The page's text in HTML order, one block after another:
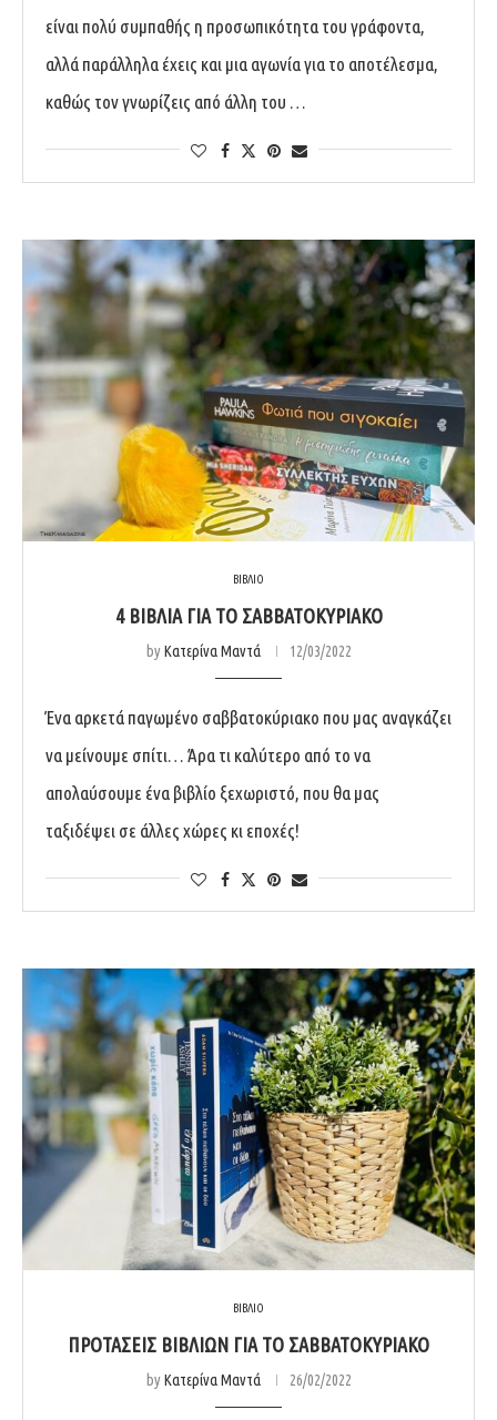
είναι πολύ συμπαθής η προσωπικότητα του γράφοντα,
αλλά παράλληλα έχεις και μια αγωνία για το αποτέλεσμα,
καθώς τον γνωρίζεις από άλλη του …
ΒΙΒΛΙΟ
4 ΒΙΒΛΊΑ ΓΙΑ ΤΟ ΣΑΒΒΑΤΟΚΎΡΙΑΚΟ
byΚατερίνα Μαντά 12/03/2022
Ένα αρκετά παγωμένο σαββατοκύριακο που μας αναγκάζει
να μείνουμε σπίτι… Άρα τι καλύτερο από το να
απολαύσουμε ένα βιβλίο ξεχωριστό, που θα μας
ταξιδέψει σε άλλες χώρες κι εποχές!
ΒΙΒΛΙΟ
ΠΡΟΤΆΣΕΙΣ ΒΙΒΛΊΩΝ ΓΙΑ ΤΟ ΣΑΒΒΑΤΟΚΎΡΙΑΚΟ
byΚατερίνα Μαντά 26/02/2022